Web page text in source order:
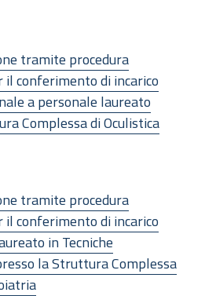
tramite procedura
conferimento di incarico
a personale laureato
Complessa di Oculistica
tramite procedura
conferimento di incarico
in Tecniche
la Struttura Complessa